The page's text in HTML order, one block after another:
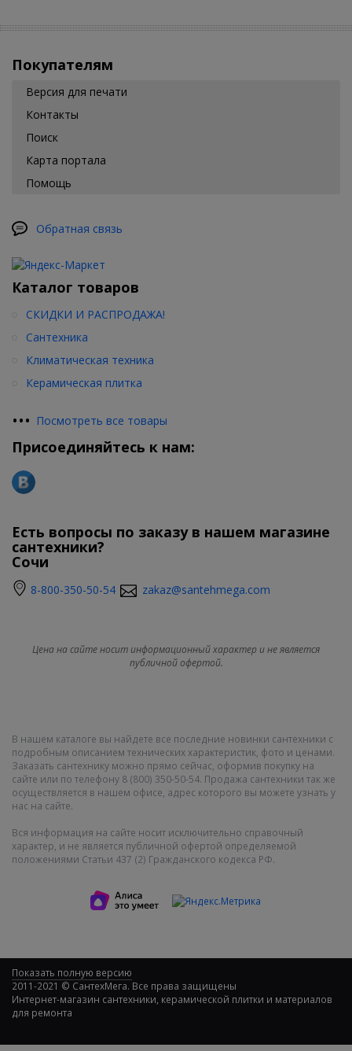
Покупателям
Версия для печати
Контакты
Поиск
Карта портала
Помощь
Обратная связь
Каталог товаров
СКИДКИ И РАСПРОДАЖА!
Сантехника
Климатическая техника
Керамическая плитка
••• Посмотреть все товары
Присоединяйтесь к нам:
Есть вопросы по заказу в нашем магазине
сантехники?
Сочи
8-800-350-50-54 zakaz@santehmega.com
Цена на сайте носит информационный характер и не является
публичной офертой.
В нашем каталоге вы найдете все последние новинки сантехники с
подробным описанием технических характеристик, фото и ценами.
Заказать сантехнику можно прямо сейчас, оформив покупку на
сайте или по телефону 8 (800) 350-50-54. Продажа сантехники так же
осуществляется в нашем офисе, адрес которого вы можете узнать у
нас на сайте.
Вся информация на сайте носит исключительно справочный
характер, и не является публичной офертой определяемой
положениями Статьи 437 (2) Гражданского кодекса РФ.
Показать полную версию
2011-2021 © СантехМега. Все права защищены
Интернет-магазин сантехники, керамической плитки и материалов
для ремонта